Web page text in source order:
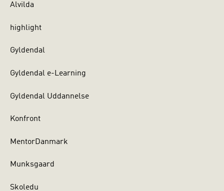
Alvilda
highlight
Gyldendal
Gyldendal e-Learning
Gyldendal Uddannelse
Konfront
MentorDanmark
Munksgaard
Skoledu